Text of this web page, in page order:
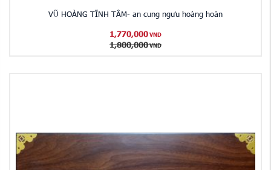
VŨ HOÀNG TĨNH TÂM- an cung ngưu hoàng hoàn
1,770,000 VND
1,800,000 VND